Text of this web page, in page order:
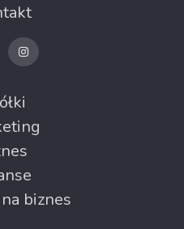
biznes